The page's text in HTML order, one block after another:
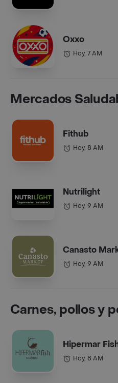
Oxxo
Hoy, 7 AM
Mercados
Fithub
Hoy, 8 AM
Nutrilight
Hoy, 9 AM
Canasto
Hoy, 9 AM
Carnes, pollos y
Hipermar
Hoy, 8 AM